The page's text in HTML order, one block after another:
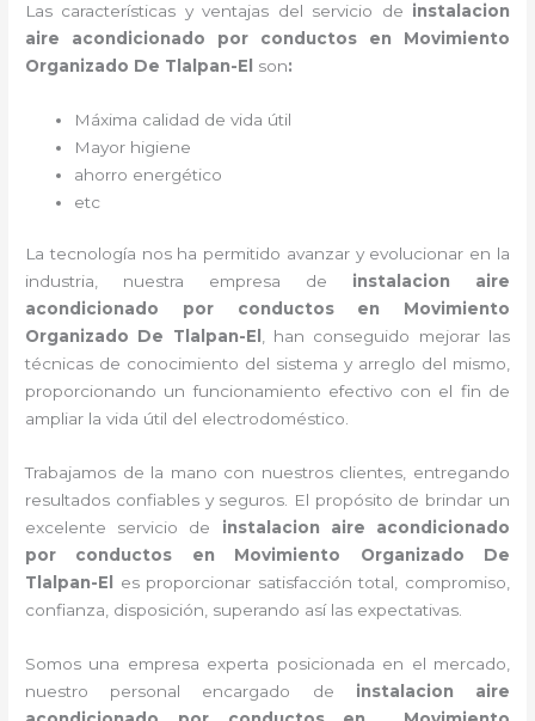
Las características y ventajas del servicio de instalacion
aire acondicionado por conductos en Movimiento
Organizado De Tlalpan-El son:
Máxima calidad de vida útil
Mayor higiene
ahorro energético
etc
La tecnología nos ha permitido avanzar y evolucionar en la
industria, nuestra empresa de instalacion aire
acondicionado por conductosen Movimiento
Organizado De Tlalpan-El , han conseguido mejorar las
técnicas de conocimiento del sistema y arreglo del mismo,
proporcionando un funcionamiento efectivo con el fin de
ampliar la vida útil del electrodoméstico.
Trabajamos de la mano con nuestros clientes, entregando
resultados confiables y seguros. El propósito de brindar un
excelente servicio de instalacion aire acondicionado
por conductos en Movimiento Organizado De
Tlalpan-El
es proporcionar satisfacción total, compromiso,
confianza, disposición, superando así las expectativas.
Somos una empresa experta posicionada en el mercado,
nuestro personal encargado de instalacion aire